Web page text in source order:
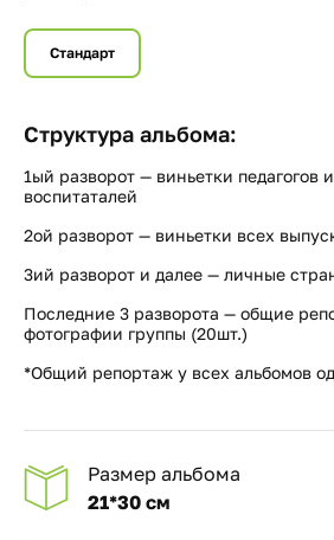
Стандарт
Структура альбома:
1ый разворот — виньетки педагогов
воспитаталей
2ой разворот — виньетки всех
3ий разворот и далее — личные
Последние 3 разворота — общие
фотографии группы (20шт.)
*Общий репортаж у всех альбомов
Размер альбома
21*30 см